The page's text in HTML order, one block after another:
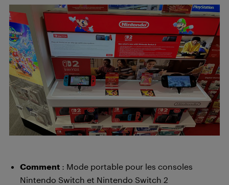
Comment : Mode portable pour les consoles
Nintendo Switch et Nintendo Switch 2